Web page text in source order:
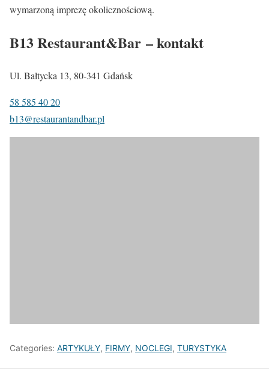
wymarzoną imprezę okolicznościową.
B13 Restaurant&Bar – kontakt
Ul. Bałtycka 13, 80-341 Gdańsk
58 585 40 20
b13@restaurantandbar.pl
Categories: ARTYKUŁY, FIRMY, NOCLEGI, TURYSTYKA